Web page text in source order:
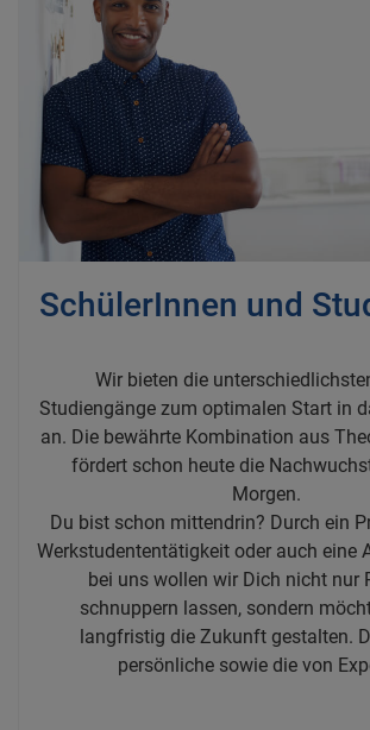
SchülerInnen und
Wir bieten die
Studiengänge zum optimalen Start in
an. Die bewährte Kombination aus
fördert schon heute die
Morgen.
Du bist schon mittendrin? Durch ein
Werkstudententätigkeit oder auch eine
bei uns wollen wir Dich nicht nur
schnuppern lassen, sondern
langfristig die Zukunft gestalten.
persönliche sowie die von